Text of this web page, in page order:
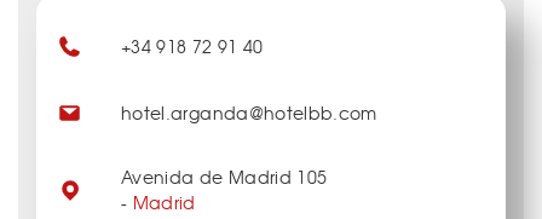
+34 918 72 91 40
hotel.arganda@hotelbb.com
Avenida de Madrid 105
- Madrid